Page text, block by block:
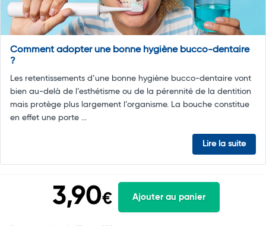
Comment adopter une bonne hygiène bucco-dentaire
?
Les retentissements d’une bonne hygiène bucco-dentaire vont
bien au-delà de l’esthétisme ou de la pérennité de la dentition
mais protège plus largement l’organisme. La bouche constitue
en effet une porte ...
Lire la suite
3,90€ Ajouter au panier